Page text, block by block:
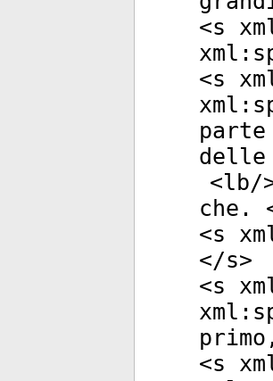
<s
<s
delle
<lb/
che.
<s
</s>
<s
<s